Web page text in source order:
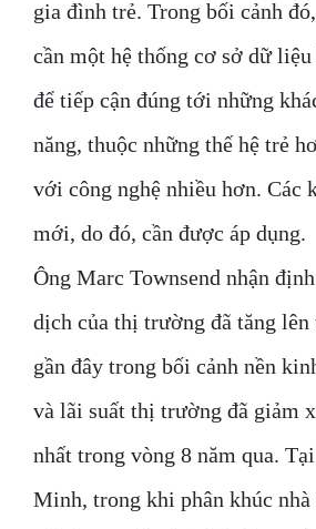
gia đình trẻ. Trong bối cảnh
cần một hệ thống cơ sở dữ
để tiếp cận đúng tới những
năng, thuộc những thế hệ trẻ
với công nghệ nhiều hơn. Các
mới, do đó, cần được áp dụng.
Ông Marc Townsend nhận
dịch của thị trường đã tăng
gần đây trong bối cảnh nền
và lãi suất thị trường đã giảm
nhất trong vòng 8 năm qua.
Minh, trong khi phân khúc nhà